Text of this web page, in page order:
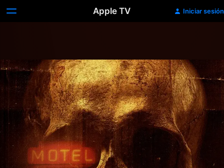
Apple TV Iniciar sesión